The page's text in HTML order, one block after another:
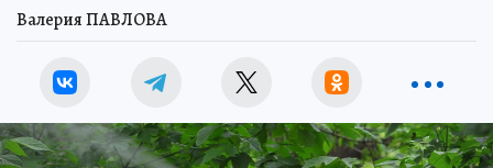
Валерия ПАВЛОВА